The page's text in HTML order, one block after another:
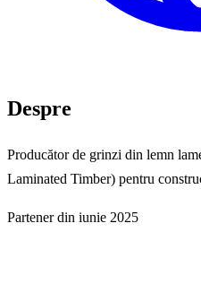
Despre
Producător de grinzi din lemn
Laminated Timber) pentru
Partener din iunie 2025